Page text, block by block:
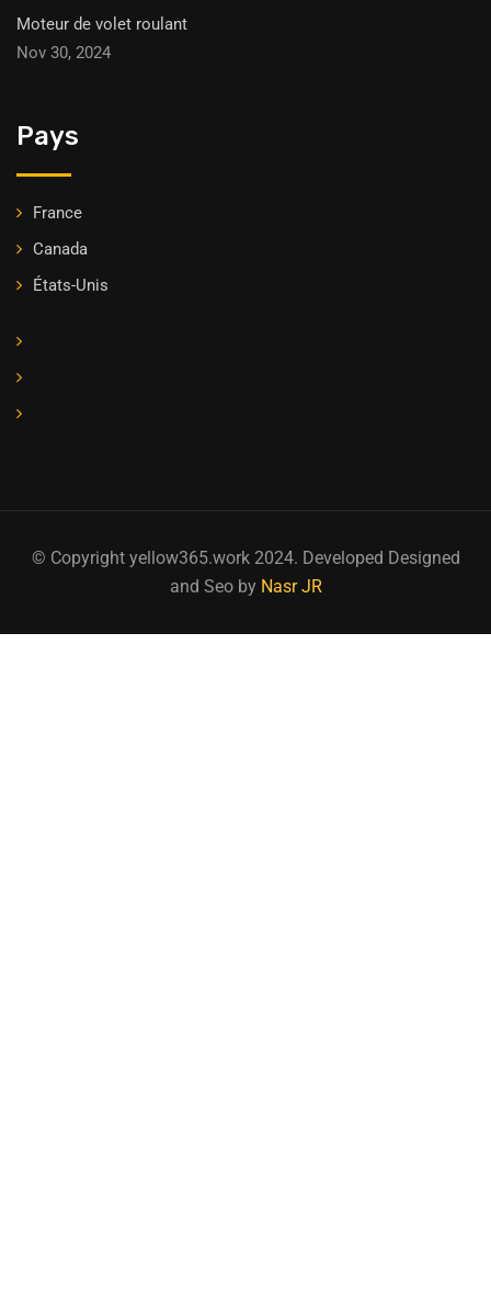
Moteur de volet roulant
Nov 30, 2024
Pays
France
Canada
États-Unis
© Copyright yellow365.work 2024. Developed Designed
and Seo by Nasr JR